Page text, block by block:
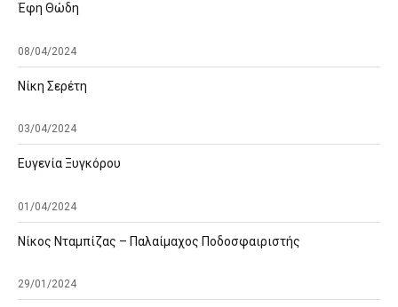
Έφη Θώδη
08/04/2024
Νίκη Σερέτη
03/04/2024
Ευγενία Ξυγκόρου
01/04/2024
Νίκος Νταμπίζας – Παλαίμαχος Ποδοσφαιριστής
29/01/2024